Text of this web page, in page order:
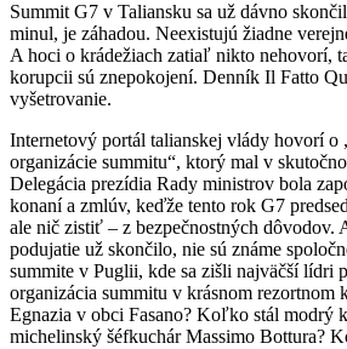
Summit G7 v Taliansku sa už dávno
minul, je záhadou. Neexistujú žiadne
A hoci o krádežiach zatiaľ nikto nehovorí,
korupcii sú znepokojení. Denník Il Fatto
vyšetrovanie.
Internetový portál talianskej vlády hovorí o
organizácie summitu“, ktorý mal v
Delegácia prezídia Rady ministrov bola
konaní a zmlúv, keďže tento rok G7
ale nič zistiť – z bezpečnostných dôvodov.
podujatie už skončilo, nie sú známe
summite v Puglii, kde sa zišli najväčší lídri
organizácia summitu v krásnom rezortnom
Egnazia v obci Fasano? Koľko stál modrý
michelinský šéfkuchár Massimo Bottura?